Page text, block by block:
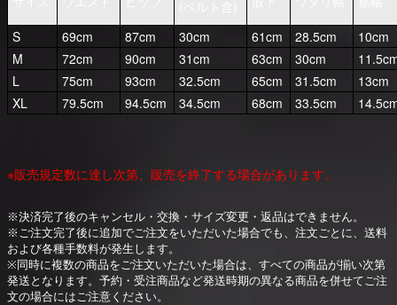
S
69cm 87cm 30cm 61cm 28.5cm
10cm
M
72cm 90cm 31cm 63cm 30cm
L
75cm 93cm 32.5cm 65cm 31.5cm
13cm
XL
79.5cm 94.5cm 34.5cm 68cm 33.5cm
※販売規定数に達し次第、販売を終了する場合があります。
※決済完了後のキャンセル・交換・サイズ変更・返品はできません。
※ご注文完了後に追加でご注文をいただいた場合でも、注文ごとに、送料
および各種手数料が発生します。
※同時に複数の商品をご注文いただいた場合は、すべての商品が揃い次第
発送となります。予約・受注商品など発送時期の異なる商品を併せてご注
文の場合にはご注意ください。